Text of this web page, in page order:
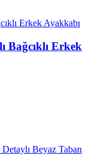
Bağcıklı Erkek